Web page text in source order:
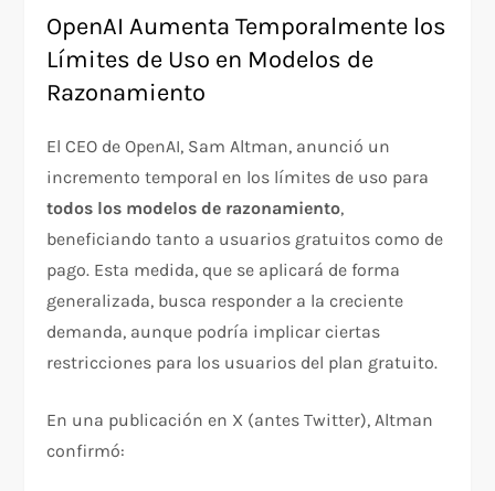
OpenAI Aumenta Temporalmente los
Límites de Uso en Modelos de
Razonamiento
El CEO de OpenAI, Sam Altman, anunció un
incremento temporal en los límites de uso para
todos los modelos de razonamiento,
beneficiando tanto a usuarios gratuitos como de
pago. Esta medida, que se aplicará de forma
generalizada, busca responder a la creciente
demanda, aunque podría implicar ciertas
restricciones para los usuarios del plan gratuito.
En una publicación en X (antes Twitter), Altman
confirmó: